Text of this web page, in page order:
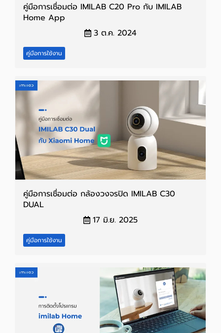
คู่มือการเชื่อมต่อ IMILAB C20 Pro กับ IMILAB
Home App
3 ต.ค. 2024
คู่มือการใช้งาน
คู่มือการเชื่อมต่อ กล้องวงจรปิด IMILAB C30
DUAL
17 มิ.ย. 2025
คู่มือการใช้งาน